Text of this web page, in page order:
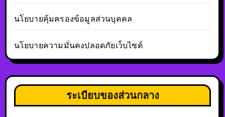
นโยบายคุ้มครองข้อมูลส่วนบุคคล
นโยบายความมั่นคงปลอดภัยเว็บไซต์
ระเบียบของส่วนกลาง